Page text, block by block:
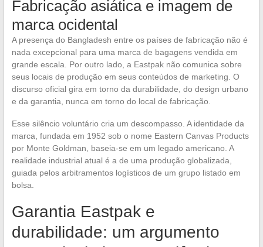
Fabricação asiática e imagem de
marca ocidental
A presença do Bangladesh entre os países de fabricação não é
nada excepcional para uma marca de bagagens vendida em
grande escala. Por outro lado, a Eastpak não comunica sobre
seus locais de produção em seus conteúdos de marketing. O
discurso oficial gira em torno da durabilidade, do design urbano
e da garantia, nunca em torno do local de fabricação.
Esse silêncio voluntário cria um descompasso. A identidade da
marca, fundada em 1952 sob o nome Eastern Canvas Products
por Monte Goldman, baseia-se em um legado americano. A
realidade industrial atual é a de uma produção globalizada,
guiada pelos arbitramentos logísticos de um grupo listado em
bolsa.
Garantia Eastpak e
durabilidade: um argumento